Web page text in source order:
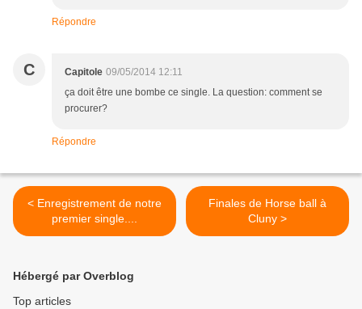
Répondre
C Capitole 09/05/2014 12:11
ça doit être une bombe ce single. La question: comment se
procurer?
Répondre
< Enregistrement de notre
premier single....
Finales de Horse ball à
Cluny >
Hébergé par Overblog
Top articles